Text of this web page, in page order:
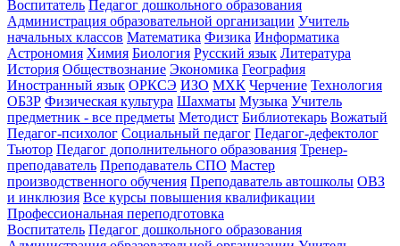
Воспитатель Педагог дошкольного образования
Администрация образовательной организации Учитель
начальных классов Математика Физика Информатика
Астрономия Химия Биология Русский язык Литература
История Обществознание Экономика География
Иностранный язык ОРКСЭ ИЗО МХК Черчение Технология
ОБЗР Физическая культура Шахматы Музыка Учитель
предметник - все предметы Методист Библиотекарь Вожатый
Педагог-психолог Социальный педагог Педагог-дефектолог
Тьютор Педагог дополнительного образования Тренер-
преподаватель Преподаватель СПО Мастер
производственного обучения Преподаватель автошколы ОВЗ
и инклюзия Все курсы повышения квалификации
Профессиональная переподготовка
Воспитатель Педагог дошкольного образования